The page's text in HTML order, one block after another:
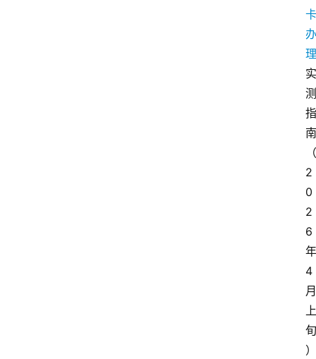
卡
办
理
实
测
指
南
（
2
0
2
6
年
4
月
上
旬
）